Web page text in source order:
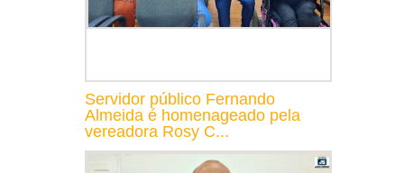
Servidor público Fernando
Almeida é homenageado pela
vereadora Rosy C...